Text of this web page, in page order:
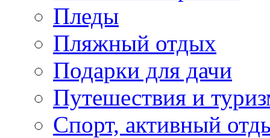
Пледы
Пляжный отдых
Подарки для дачи
Путешествия и
Спорт, активный